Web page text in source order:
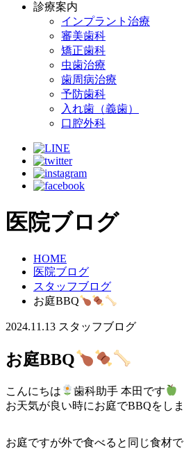
診療案内
インプラント治療
審美歯科
矯正歯科
虫歯治療
歯周病治療
予防歯科
入れ歯（義歯）
口腔外科
医院ブログ
HOME
医院ブログ
スタッフブログ
お庭BBQ
2024.11.13 スタッフブログ
お庭BBQ
こんにちは
歯科助手 本田です
お天気が良い時にお庭でBBQをし
お庭ですが外で食べると同じ食材